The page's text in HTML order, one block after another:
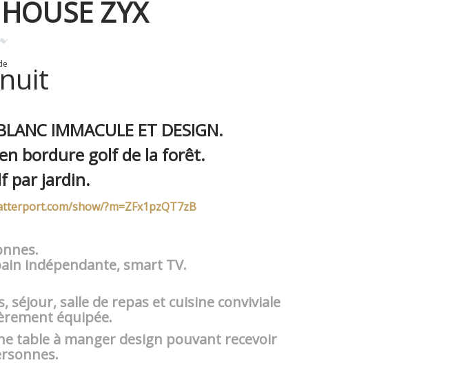
ZYX
IMMACULE ET DESIGN.
bordure golf de la forêt.
par jardin.
show/?m=ZFx1pzQT7zB
indépendante, smart TV.
séjour, salle de repas et cuisine conviviale
équipée.
table à manger design pouvant recevoir